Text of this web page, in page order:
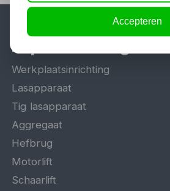
Populaire categorieën
Werkplaatsinrichting
Lasapparaat
Tig lasapparaat
Aggregaat
Hefbrug
Motorlift
Schaarlift
Accepteren